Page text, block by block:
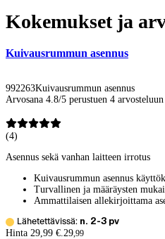
Kokemukset ja
Kuivausrummun asennus
992263Kuivausrummun asennus
Arvosana 4.8/5 perustuen 4 arvosteluun
(4)
Asennus sekä vanhan laitteen irrotus
Kuivausrummun asennus
Turvallinen ja määräysten
Ammattilaisen allekirjoittama
Lähetettävissä: n. 2-3 pv
Hinta 29,99 €. 29,99